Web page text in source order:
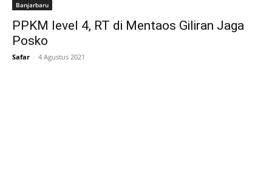
Banjarbaru
PPKM level 4, RT di Mentaos Giliran Jaga
Posko
Safar - 4 Agustus 2021